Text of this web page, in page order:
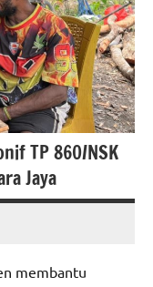
TP 860/NSK
Jaya
membantu